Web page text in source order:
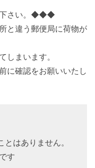
下さい。◆◆◆
と違う郵便局に荷物が
しまいます。
に確認をお願いいたし
とはありません。
す